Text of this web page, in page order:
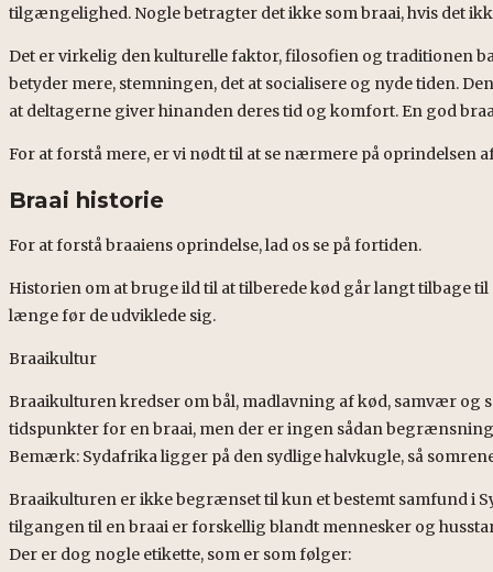
tilgængelighed. Nogle betragter det ikke som braai, hvis det
Det er virkelig den kulturelle faktor, filosofien og traditionen
betyder mere, stemningen, det at socialisere og nyde tiden.
at deltagerne giver hinanden deres tid og komfort. En god
For at forstå mere, er vi nødt til at se nærmere på oprindelsen
Braai historie
For at forstå braaiens oprindelse, lad os se på fortiden.
Historien om at bruge ild til at tilberede kød går langt tilbage
længe før de udviklede sig.
Braaikultur
Braaikulturen kredser om bål, madlavning af kød, samvær og
tidspunkter for en braai, men der er ingen sådan
Bemærk: Sydafrika ligger på den sydlige halvkugle, så
Braaikulturen er ikke begrænset til kun et bestemt samfund i
tilgangen til en braai er forskellig blandt mennesker og
Der er dog nogle etikette, som er som følger: